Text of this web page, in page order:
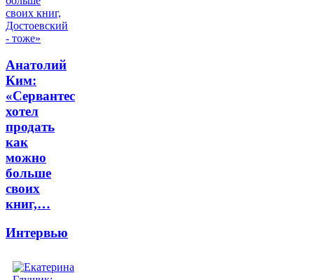
Анатолий
Ким:
«Сервантес
хотел
продать
как
можно
больше
своих
книг,…
Интервью